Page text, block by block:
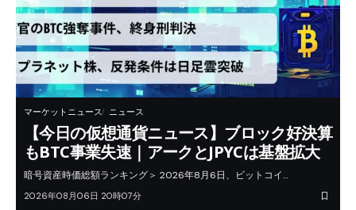
マーケットニュース ニュース
【今日の仮想通貨ニュース】ブロック好決算
もBTC事業失速｜アークとJPYCは基盤拡大
暗号資産時価総額ランキング＞ 2026年8月6日、ビットコイ…
2026年08月06日 20時07分